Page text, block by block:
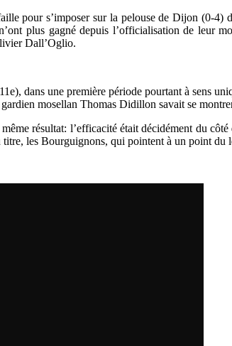
pour s’imposer sur la pelouse de Dijon (0-
plus gagné depuis l’officialisation de leur
Dall’Oglio.
dans une première période pourtant à sens
mosellan Thomas Didillon savait se
résultat: l’efficacité était décidément du
les Bourguignons, qui pointent à un point du